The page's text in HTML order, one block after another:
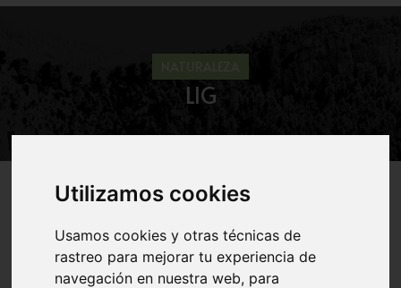
Utilizamos cookies
Usamos cookies y otras técnicas de
rastreo para mejorar tu experiencia de
navegación en nuestra web, para
LIG
Región de Murcia Digital Naturaleza
Introducción Historia geológica